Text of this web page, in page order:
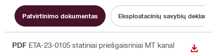
Patvirtinimo dokumentas Eksploatacinių savybių
PDF ETA-23-0105 statiniai priešgaisriniai MT kanal